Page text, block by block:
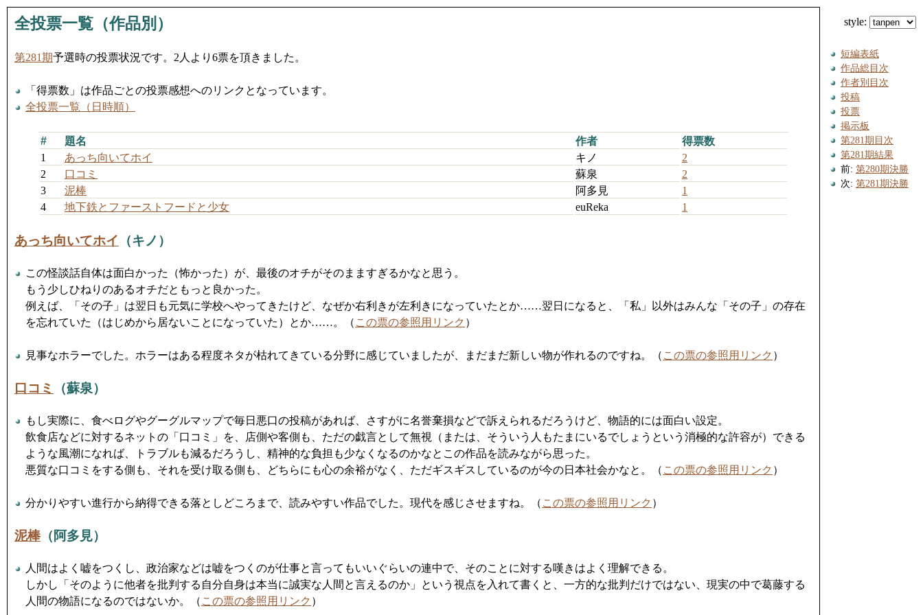
style:
全投票一覧（作品別）
第281期予選時の投票状況です。2人より6票を頂きました。
「得票数」は作品ごとの投票感想へのリンクとなっています。
全投票一覧（日時順）
# 題名 作者
得票数
1
あっち向いてホイ キノ
2
2
口コミ 蘇泉
2
3
泥棒 阿多見
1
4
地下鉄とファーストフードと少女 euReka 1
あっち向いてホイ （キノ）
この怪談話自体は面白かった（怖かった）が、最後のオチがそのまますぎるかなと思う。
もう少しひねりのあるオチだともっと良かった。
例えば、「その子」は翌日も元気に学校へやってきたけど、なぜか右利きが左利きになっていたとか……翌日になると、「私」以外はみんな「その子」の存在
を忘れていた（はじめから居ないことになっていた）とか……。（ この票の参照用リンク ）
見事なホラーでした。ホラーはある程度ネタが枯れてきている分野に感じていましたが、まだまだ新しい物が作れるのですね。（ この票の参照用リンク ）
口コミ （蘇泉）
もし実際に、食べログやグーグルマップで毎日悪口の投稿があれば、さすがに名誉棄損などで訴えられるだろうけど、物語的には面白い設定。
飲食店などに対するネットの「口コミ」を、店側や客側も、ただの戯言として無視（または、そういう人もたまにいるでしょうという消極的な許容が）できる
ような風潮になれば、トラブルも減るだろうし、精神的な負担も少なくなるのかなとこの作品を読みながら思った。
悪質な口コミをする側も、それを受け取る側も、どちらにも心の余裕がなく、ただギスギスしているのが今の日本社会かなと。（ この票の参照用リンク ）
分かりやすい進行から納得できる落としどころまで、読みやすい作品でした。現代を感じさせますね。（ この票の参照用リンク ）
泥棒（阿多見）
人間はよく嘘をつくし、政治家などは嘘をつくのが仕事と言ってもいいぐらいの連中で、そのことに対する嘆きはよく理解できる。
しかし「そのように他者を批判する自分自身は本当に誠実な人間と言えるのか」という視点を入れて書くと、一方的な批判だけではない、現実の中で葛藤する
人間の物語になるのではないか。（ この票の参照用リンク ）
短編表紙
作品総目次
作者別目次
投稿
投票
掲示板
第281期目次
第281期結果
前: 第280期決勝
次: 第281期決勝